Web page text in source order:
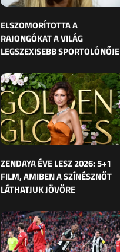
ELSZOMORÍTOTTA A
RAJONGÓKAT A VILÁG
LEGSZEXISEBB SPORTOLÓNŐJE
ZENDAYA ÉVE LESZ 2026: 5+1
FILM, AMIBEN A SZÍNÉSZNŐT
LÁTHATJUK JÖVŐRE